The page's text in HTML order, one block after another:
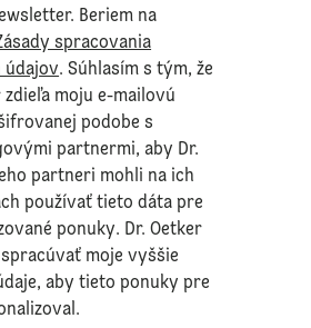
Beriem na
spracovania
údajov. Súhlasím s tým, že
zdieľa moju e-mailovú
podobe s
partnermi, aby Dr.
partneri mohli na ich
používať tieto dáta pre
ponuky. Dr. Oetker
spracúvať moje vyššie
aby tieto ponuky pre